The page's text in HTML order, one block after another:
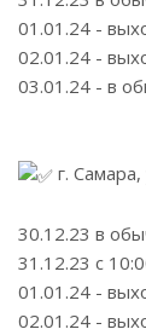
01.01.24 -
02.01.24 -
03.01.24 - в
г.
30.12.23 в
31.12.23 с
01.01.24 -
02.01.24 -